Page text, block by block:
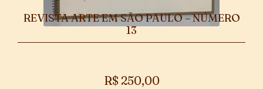
REVISTA ARTE EM SÃO PAULO – NÚMERO
13
R$ 250,00